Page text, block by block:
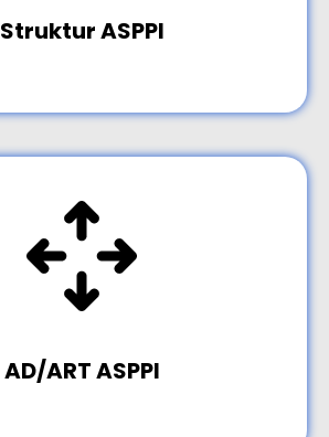
Struktur ASPPI
AD/ART ASPPI